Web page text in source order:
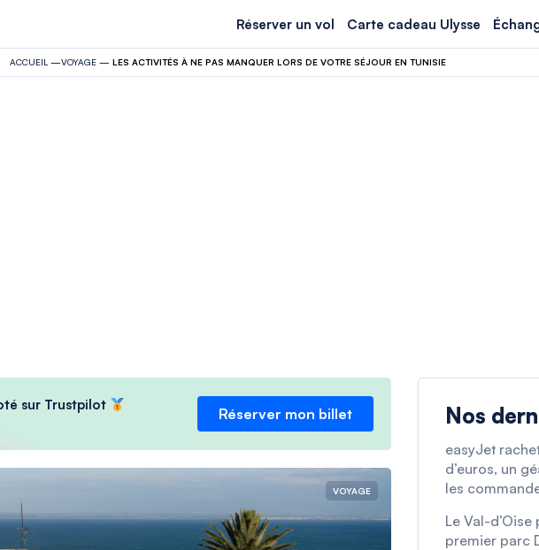
Réserver un vol Carte cadeau Ulysse
ACCUEIL —VOYAGE — LES ACTIVITÉS À NE PAS MANQUER LORS DE VOTRE SÉJOUR EN TUNISIE
sur Trustpilot
Réserver mon billet
VOYAGE
Nos
easyJet
d’euros, un
les
Le Val-
premier parc